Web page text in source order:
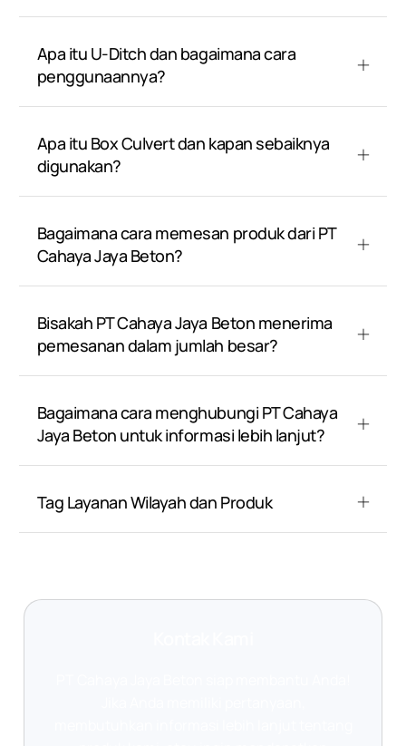
Apa itu U-Ditch dan bagaimana cara
penggunaannya?
Apa itu Box Culvert dan kapan sebaiknya
digunakan?
Bagaimana cara memesan produk dari PT
Cahaya Jaya Beton?
Bisakah PT Cahaya Jaya Beton menerima
pemesanan dalam jumlah besar?
Bagaimana cara menghubungi PT Cahaya
Jaya Beton untuk informasi lebih lanjut?
Tag Layanan Wilayah dan Produk